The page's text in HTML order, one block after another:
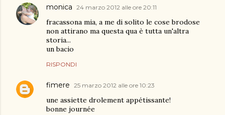
monica 24 marzo 2012 alle ore 20:11
fracassona mia, a me di solito le cose brodose
non attirano ma questa qua è tutta un'altra
storia...
un bacio
RISPONDI
fimere 25 marzo 2012 alle ore 10:23
une assiette drolement appétissante!
bonne journée